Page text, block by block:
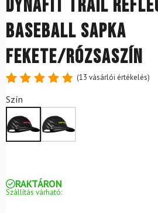
DYNAFIT Trail
baseball sapka
fekete/rózsaszín
4.85
5-ből,
értékelés
alapján
(13 vásárlói értékelés)
Szín
RAKTÁRON
Szállítás várható: